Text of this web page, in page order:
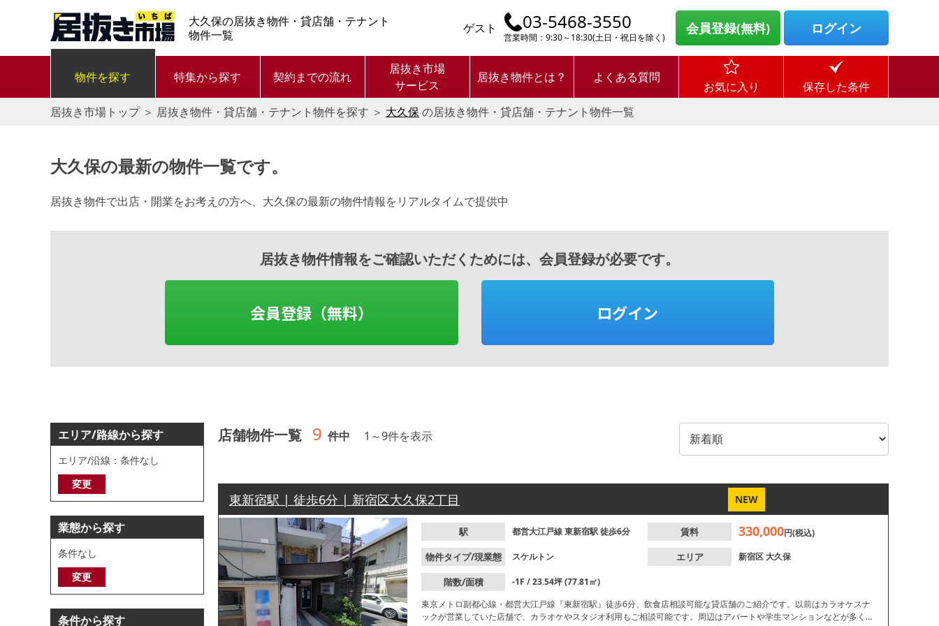
大久保の居抜き物件・貸店舗・テナント
物件一覧
ゲスト 03-5468-3550
営業時間：9:30～18:30(土日・祝日を除く)
会員登録(無料) ログイン
物件を探す 特集から探す 契約までの流れ
居抜き市場
サービス
居抜き物件とは？ よくある質問
お気に入り
保存した条件
居抜き市場トップ＞ 居抜き物件・貸店舗・テナント物件を探す ＞ 大久保の居抜き物件・貸店舗・テナント物件一覧
大久保の最新の物件一覧です。
居抜き物件で出店・開業をお考えの方へ、大久保の最新の物件情報をリアルタイムで提供中
居抜き物件情報をご確認いただくためには、会員登録が必要です。
会員登録（無料） ログイン
エリア/路線から探す
エリア/沿線：条件なし
変更
業態から探す
条件なし
変更
条件から探す
店舗物件一覧 9 件中 1 ～9件を表示
東新宿駅 | 徒歩6分 | 新宿区大久保2丁目 NEW
駅 都営大江戸線東新宿駅徒歩6分 賃料 330,000円(税込)
物件タイプ/現業態 スケルトン エリア 新宿区大久保
階数/面積
-1F / 23.54坪 (77.81㎡)
東京メトロ副都心線・都営大江戸線『東新宿駅』徒歩6分、飲食店相談可能な貸店舗のご紹介です。以前はカラオケスナ
ックが営業していた店舗で、カラオケやスタジオ利用もご相談可能です。周辺はアパートや学生マンションなどが多く、